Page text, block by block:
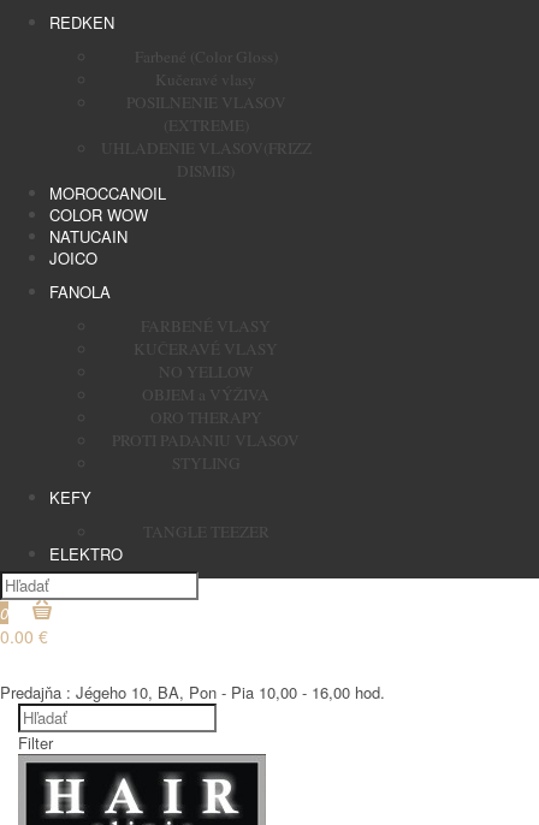
REDKEN
Farbené (Color Gloss)
Kučeravé vlasy
POSILNENIE VLASOV
(EXTREME)
UHLADENIE VLASOV(FRIZZ
DISMIS)
MOROCCANOIL
COLOR WOW
NATUCAIN
JOICO
FANOLA
FARBENÉ VLASY
KUČERAVÉ VLASY
NO YELLOW
OBJEM a VÝŽIVA
ORO THERAPY
PROTI PADANIU VLASOV
STYLING
KEFY
TANGLE TEEZER
ELEKTRO
0
0.00 €
Predajňa : Jégeho 10, BA, Pon - Pia 10,00 - 16,00 hod.
Filter